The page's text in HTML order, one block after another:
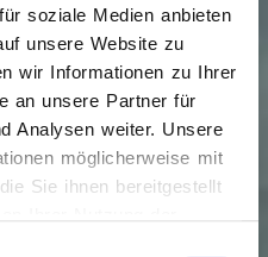
soziale Medien anbieten
unsere Website zu
wir Informationen zu Ihrer
an unsere Partner für
Analysen weiter. Unsere
möglicherweise mit
Sie ihnen bereitgestellt